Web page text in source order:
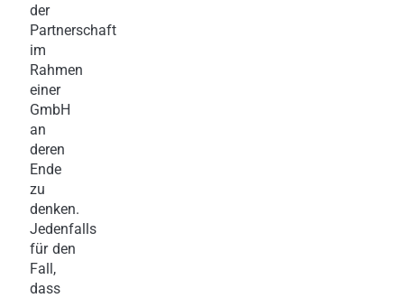
der
Partnerschaft
im
Rahmen
einer
GmbH
an
deren
Ende
zu
denken.
Jedenfalls
für den
Fall,
dass